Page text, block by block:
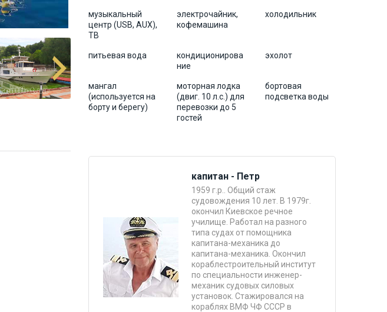
музыкальный
центр (USB, AUX),
ТВ
электрочайник,
кофемашина
холодильник
питьевая вода
кондиционирова
ние
эхолот
мангал
(используется на
борту и берегу)
моторная лодка
(двиг. 10 л.с.) для
перевозки до 5
гостей
бортовая
подсветка воды
капитан - Петр
1959 г.р.. Общий стаж
судовождения 10 лет. В 1979г.
окончил Киевское речное
училище. Работал на разного
типа судах от помощника
капитана-механика до
капитана-механика. Окончил
кораблестроительный институт
по специальности инженер-
механик судовых силовых
установок. Стажировался на
кораблях ВМФ ЧФ СССР в